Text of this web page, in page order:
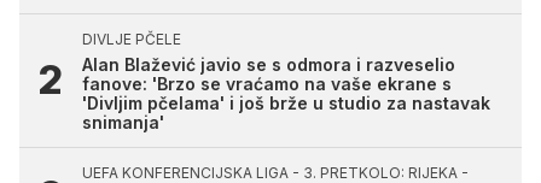
DIVLJE PČELE
Alan Blažević javio se s odmora i razveselio
fanove: 'Brzo se vraćamo na vaše ekrane s
'Divljim pčelama' i još brže u studio za nastavak
snimanja'
UEFA KONFERENCIJSKA LIGA - 3. PRETKOLO: RIJEKA -